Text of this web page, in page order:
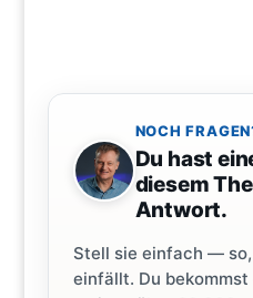
NOCH
Du hast
diesem
Antwort.
Stell sie einfach —
einfällt. Du